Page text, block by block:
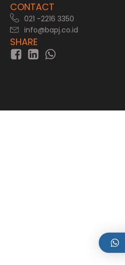
CONTACT
021 -2216 3350
info@bapj.co.id
SHARE